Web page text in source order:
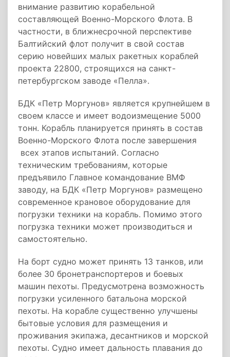
внимание развитию корабельной
составляющей Военно-Морского Флота. В
частности, в ближнесрочной перспективе
Балтийский флот получит в свой состав
серию новейших малых ракетных кораблей
проекта 22800, строящихся на санкт-
петербургском заводе «Пелла».
БДК «Петр Моргунов» является крупнейшем в
своем классе и имеет водоизмещение 5000
тонн. Корабль планируется принять в состав
Военно-Морского Флота после завершения
всех этапов испытаний. Согласно
техническим требованиям, которые
предъявило Главное командование ВМФ
заводу, на БДК «Петр Моргунов» размещено
современное крановое оборудование для
погрузки техники на корабль. Помимо этого
погрузка техники может производиться и
самостоятельно.
На борт судно может принять 13 танков, или
более 30 бронетранспортеров и боевых
машин пехоты. Предусмотрена возможность
погрузки усиленного батальона морской
пехоты. На корабле существенно улучшены
бытовые условия для размещения и
проживания экипажа, десантников и морской
пехоты. Судно имеет дальность плавания до